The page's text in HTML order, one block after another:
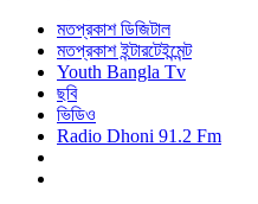
মতপ্রকাশ ডিজিটাল
মতপ্রকাশ ইন্টারটেইন্মেন্ট
Youth Bangla Tv
ছবি
ভিডিও
Radio Dhoni 91.2 Fm